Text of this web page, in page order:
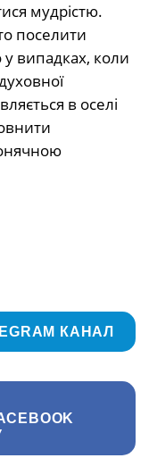
мудрістю.
поселити
випадках, коли
в оселі
КАНАЛ